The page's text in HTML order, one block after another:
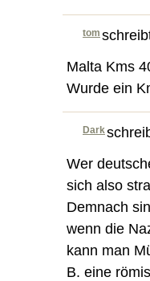
tom
Malta Kms
Wurde ein
Dark
Wer
sich also
Demnach
wenn die
kann man
B. eine